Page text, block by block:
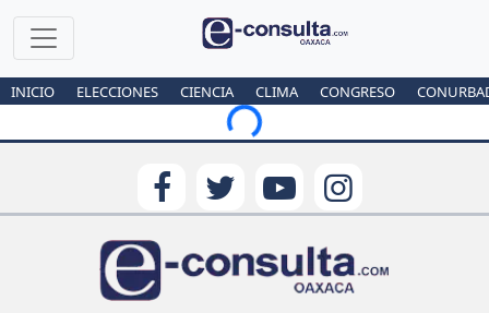
INICIO ELECCIONES CIENCIA CLIMA CONGRESO
Loading...